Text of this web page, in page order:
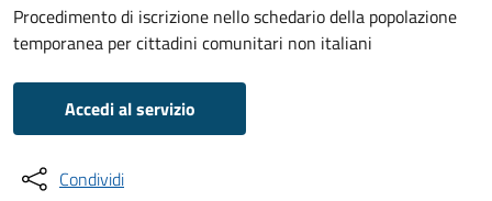
Procedimento di iscrizione nello schedario della popolazione
temporanea per cittadini comunitari non italiani
Accedi al servizio
Condividi